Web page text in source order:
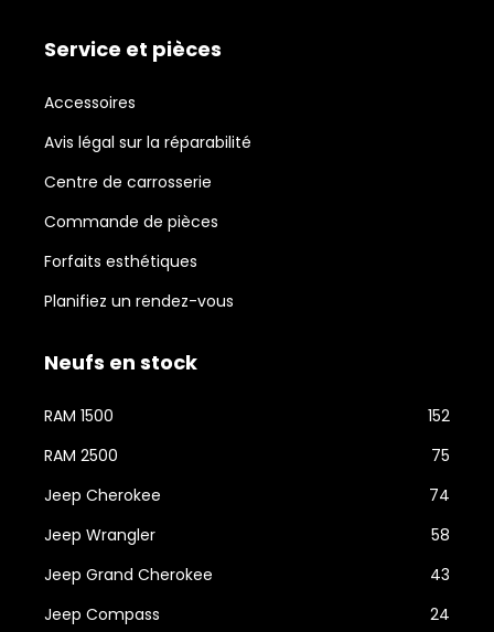
Service et pièces
Accessoires
Avis légal sur la réparabilité
Centre de carrosserie
Commande de pièces
Forfaits esthétiques
Planifiez un rendez-vous
Neufs en stock
RAM 1500
152
RAM 2500
75
Jeep Cherokee
74
Jeep Wrangler
58
Jeep Grand Cherokee
43
Jeep Compass
24